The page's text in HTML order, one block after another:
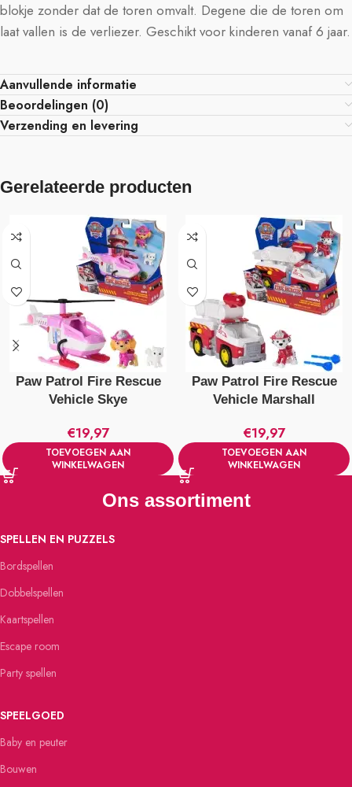
blokje zonder dat de toren omvalt. Degene die de toren om
laat vallen is de verliezer. Geschikt voor kinderen vanaf 6 jaar.
Aanvullende informatie
Beoordelingen (0)
Verzending en levering
Gerelateerde producten
Paw Patrol Fire Rescue
Vehicle Skye
€19,97
TOEVOEGEN AAN
WINKELWAGEN
Paw Patrol Fire Rescue
Vehicle Marshall
€19,97
TOEVOEGEN AAN
WINKELWAGEN
Ons assortiment
SPELLEN EN PUZZELS
Bordspellen
Dobbelspellen
Kaartspellen
Escape room
Party spellen
SPEELGOED
Baby en peuter
Bouwen